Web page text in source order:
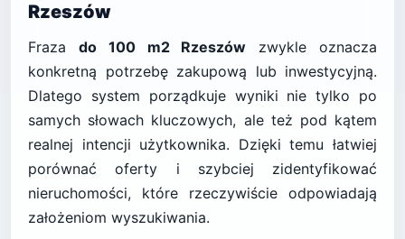
Rzeszów
Fraza do 100 m2 Rzeszów zwykle oznacza
konkretną potrzebę zakupową lub inwestycyjną.
Dlatego system porządkuje wyniki nie tylko po
samych słowach kluczowych, ale też pod kątem
realnej intencji użytkownika. Dzięki temu łatwiej
porównać oferty i szybciej zidentyfikować
nieruchomości, które rzeczywiście odpowiadają
założeniom wyszukiwania.